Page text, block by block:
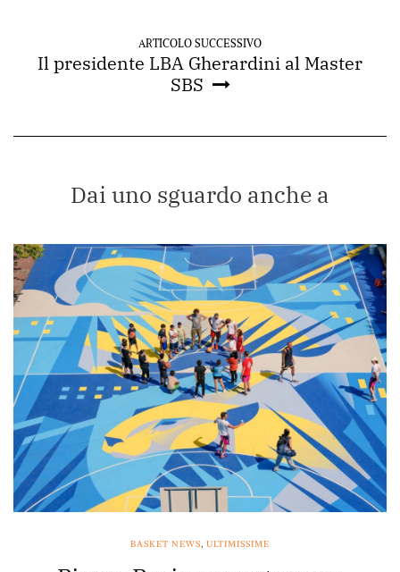
ARTICOLO SUCCESSIVO
Il presidente LBA Gherardini al Master
SBS
Dai uno sguardo anche a
BASKET NEWS ULTIMISSIME